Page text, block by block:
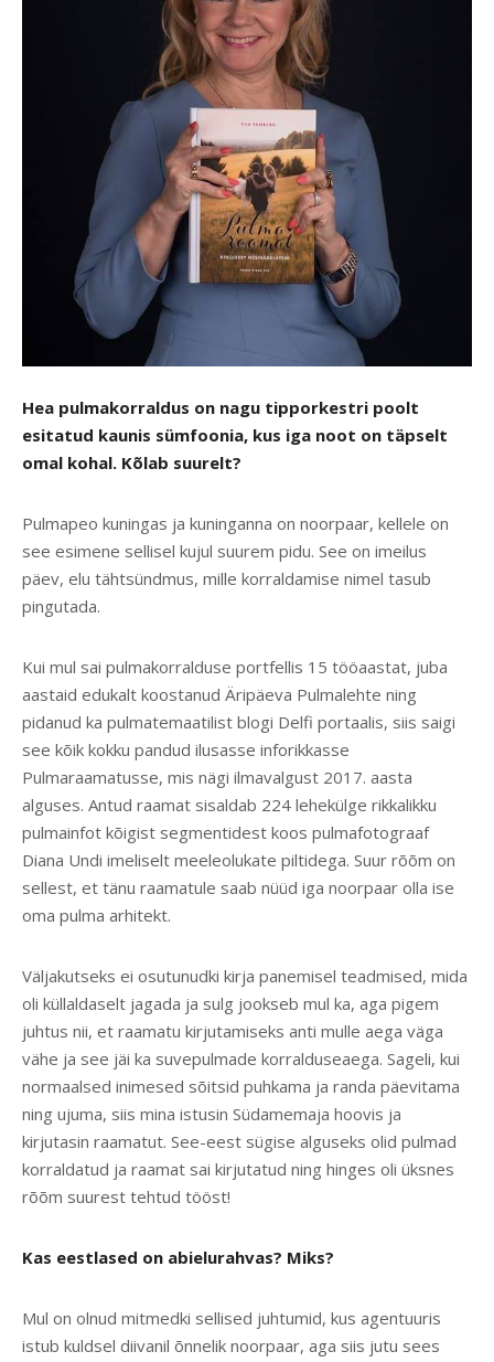
Hea pulmakorraldus on nagu tipporkestri poolt
esitatud kaunis sümfoonia, kus iga noot on täpselt
omal kohal. Kõlab suurelt?
Pulmapeo kuningas ja kuninganna on noorpaar, kellele on
see esimene sellisel kujul suurem pidu. See on imeilus
päev, elu tähtsündmus, mille korraldamise nimel tasub
pingutada.
Kui mul sai pulmakorralduse portfellis 15 tööaastat, juba
aastaid edukalt koostanud Äripäeva Pulmalehte ning
pidanud ka pulmatemaatilist blogi Delfi portaalis, siis saigi
see kõik kokku pandud ilusasse inforikkasse
Pulmaraamatusse, mis nägi ilmavalgust 2017. aasta
alguses. Antud raamat sisaldab 224 lehekülge rikkalikku
pulmainfot kõigist segmentidest koos pulmafotograaf
Diana Undi imeliselt meeleolukate piltidega. Suur rõõm on
sellest, et tänu raamatule saab nüüd iga noorpaar olla ise
oma pulma arhitekt.
Väljakutseks ei osutunudki kirja panemisel teadmised, mida
oli küllaldaselt jagada ja sulg jookseb mul ka, aga pigem
juhtus nii, et raamatu kirjutamiseks anti mulle aega väga
vähe ja see jäi ka suvepulmade korralduseaega. Sageli, kui
normaalsed inimesed sõitsid puhkama ja randa päevitama
ning ujuma, siis mina istusin Südamemaja hoovis ja
kirjutasin raamatut. See-eest sügise alguseks olid pulmad
korraldatud ja raamat sai kirjutatud ning hinges oli üksnes
rõõm suurest tehtud tööst!
Kas eestlased on abielurahvas? Miks?
Mul on olnud mitmedki sellised juhtumid, kus agentuuris
istub kuldsel diivanil õnnelik noorpaar, aga siis jutu sees